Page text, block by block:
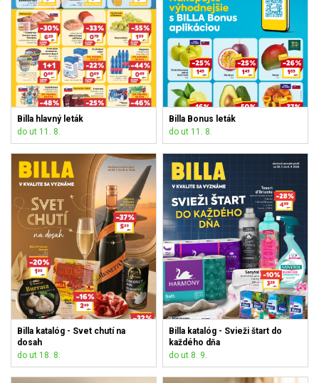
Billa hlavný leták
do ut 11. 8.
Billa Bonus leták
do ut 11. 8.
Billa katalóg - Svet chutí na
dosah
do ut 18. 8.
Billa katalóg - Svieži štart do
každého dňa
do ut 8. 9.